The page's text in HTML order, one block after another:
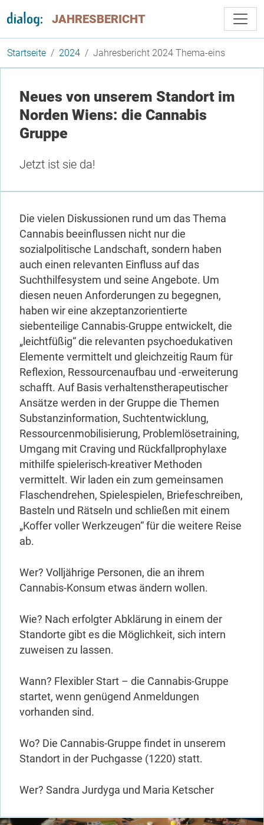
JAHRESBERICHT
Startseite 2024 Jahresbericht 2024 Thema-eins
Neues von unserem Standort im
Norden Wiens: die Cannabis
Gruppe
Jetzt ist sie da!
Die vielen Diskussionen rund um das Thema
Cannabis beeinflussen nicht nur die
sozialpolitische Landschaft, sondern haben
auch einen relevanten Einfluss auf das
Suchthilfesystem und seine Angebote. Um
diesen neuen Anforderungen zu begegnen,
haben wir eine akzeptanzorientierte
siebenteilige Cannabis-Gruppe entwickelt, die
„leichtfüßig“ die relevanten psychoedukativen
Elemente vermittelt und gleichzeitig Raum für
Reflexion, Ressourcenaufbau und -erweiterung
schafft. Auf Basis verhaltenstherapeutischer
Ansätze werden in der Gruppe die Themen
Substanzinformation, Suchtentwicklung,
Ressourcenmobilisierung, Problemlösetraining,
Umgang mit Craving und Rückfallprophylaxe
mithilfe spielerisch-kreativer Methoden
vermittelt. Wir laden ein zum gemeinsamen
Flaschendrehen, Spielespielen, Briefeschreiben,
Basteln und Rätseln und schließen mit einem
„Koffer voller Werkzeugen“ für die weitere Reise
ab.
Wer? Volljährige Personen, die an ihrem
Cannabis-Konsum etwas ändern wollen.
Wie? Nach erfolgter Abklärung in einem der
Standorte gibt es die Möglichkeit, sich intern
zuweisen zu lassen.
Wann? Flexibler Start – die Cannabis-Gruppe
startet, wenn genügend Anmeldungen
vorhanden sind.
Wo? Die Cannabis-Gruppe findet in unserem
Standort in der Puchgasse (1220) statt.
Wer? Sandra Jurdyga und Maria Ketscher